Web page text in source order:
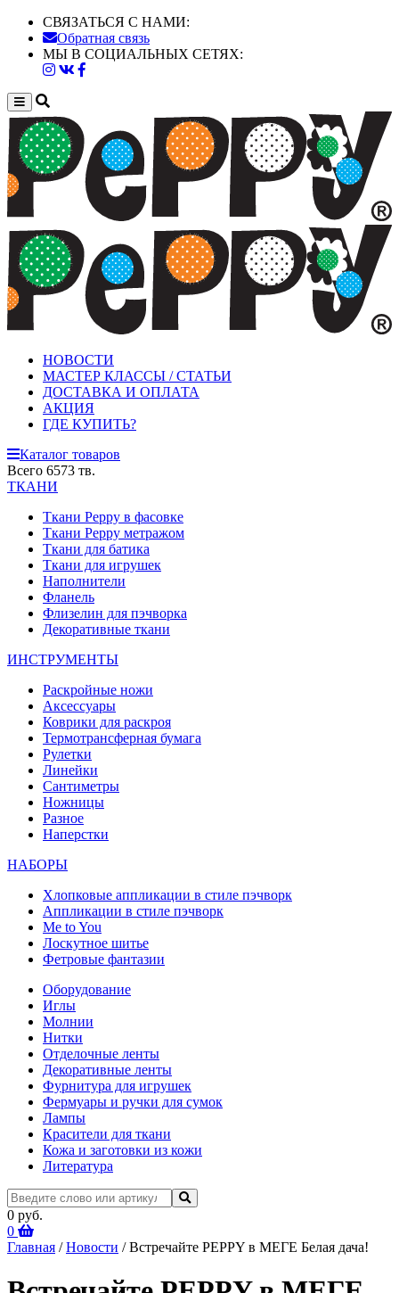
СВЯЗАТЬСЯ С НАМИ:
Обратная связь
МЫ В СОЦИАЛЬНЫХ СЕТЯХ:
НОВОСТИ
МАСТЕР КЛАССЫ / СТАТЬИ
ДОСТАВКА И ОПЛАТА
АКЦИЯ
ГДЕ КУПИТЬ?
Каталог товаров
Всего 6573 тв.
ТКАНИ
Ткани Peppy в фасовке
Ткани Peppy метражом
Ткани для батика
Ткани для игрушек
Наполнители
Фланель
Флизелин для пэчворка
Декоративные ткани
ИНСТРУМЕНТЫ
Раскройные ножи
Аксессуары
Коврики для раскроя
Термотрансферная бумага
Рулетки
Линейки
Сантиметры
Ножницы
Разное
Наперстки
НАБОРЫ
Хлопковые аппликации в стиле пэчворк
Аппликации в стиле пэчворк
Me to You
Лоскутное шитье
Фетровые фантазии
Оборудование
Иглы
Молнии
Нитки
Отделочные ленты
Декоративные ленты
Фурнитура для игрушек
Фермуары и ручки для сумок
Лампы
Красители для ткани
Кожа и заготовки из кожи
Литература
0 руб.
0
Главная /Новости / Встречайте PEPPY в МЕГЕ Белая дача!